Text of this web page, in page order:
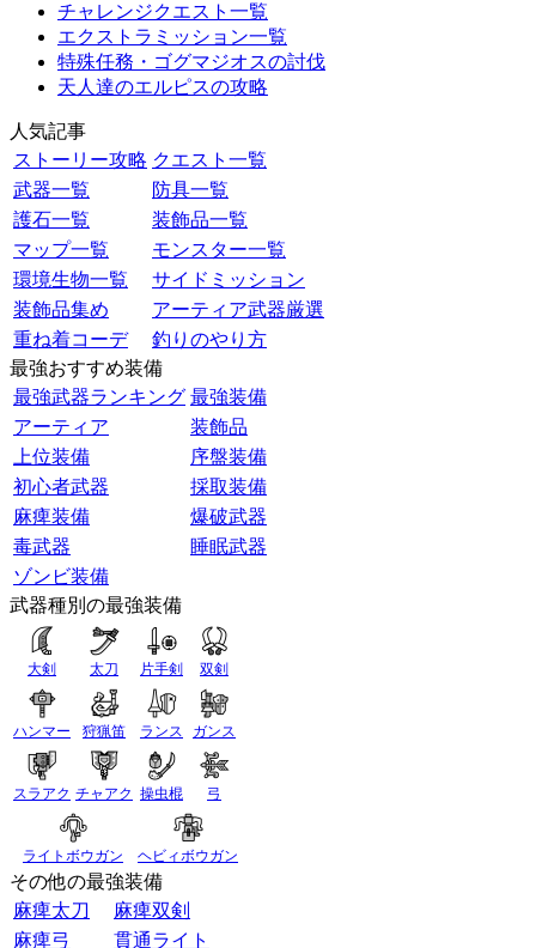
チャレンジクエスト一覧
エクストラミッション一覧
特殊任務・ゴグマジオスの討伐
天人達のエルピスの攻略
人気記事
ストーリー攻略 クエスト一覧
武器一覧
防具一覧
護石一覧
装飾品一覧
マップ一覧
モンスター一覧
環境生物一覧
サイドミッション
装飾品集め
アーティア武器厳選
重ね着コーデ
釣りのやり方
最強おすすめ装備
最強武器ランキング 最強装備
アーティア
装飾品
上位装備
序盤装備
初心者武器
採取装備
麻痺装備
爆破武器
毒武器
睡眠武器
ゾンビ装備
武器種別の最強装備
大剣 太刀 片手剣 双剣
ハンマー 狩猟笛 ランス ガンス
スラアク チャアク 操虫棍 弓
ライトボウガン ヘビィボウガン
その他の最強装備
麻痺太刀
麻痺双剣
麻痺弓
貫通ライト